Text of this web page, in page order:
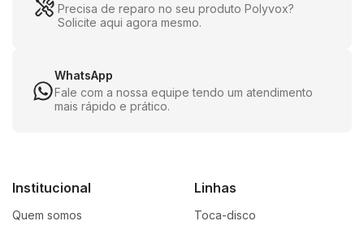
Precisa de reparo no seu produto Polyvox?
Solicite aqui agora mesmo.
WhatsApp
Fale com a nossa equipe tendo um atendimento
mais rápido e prático.
Institucional
Quem somos
Linhas
Toca-disco